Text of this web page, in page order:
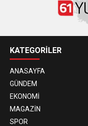
KATEGORİLER
ANASAYFA
GÜNDEM
EKONOMİ
MAGAZİN
SPOR